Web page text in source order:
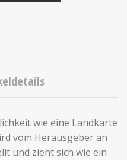
wie eine Landkarte
vom Herausgeber an
und zieht sich wie ein